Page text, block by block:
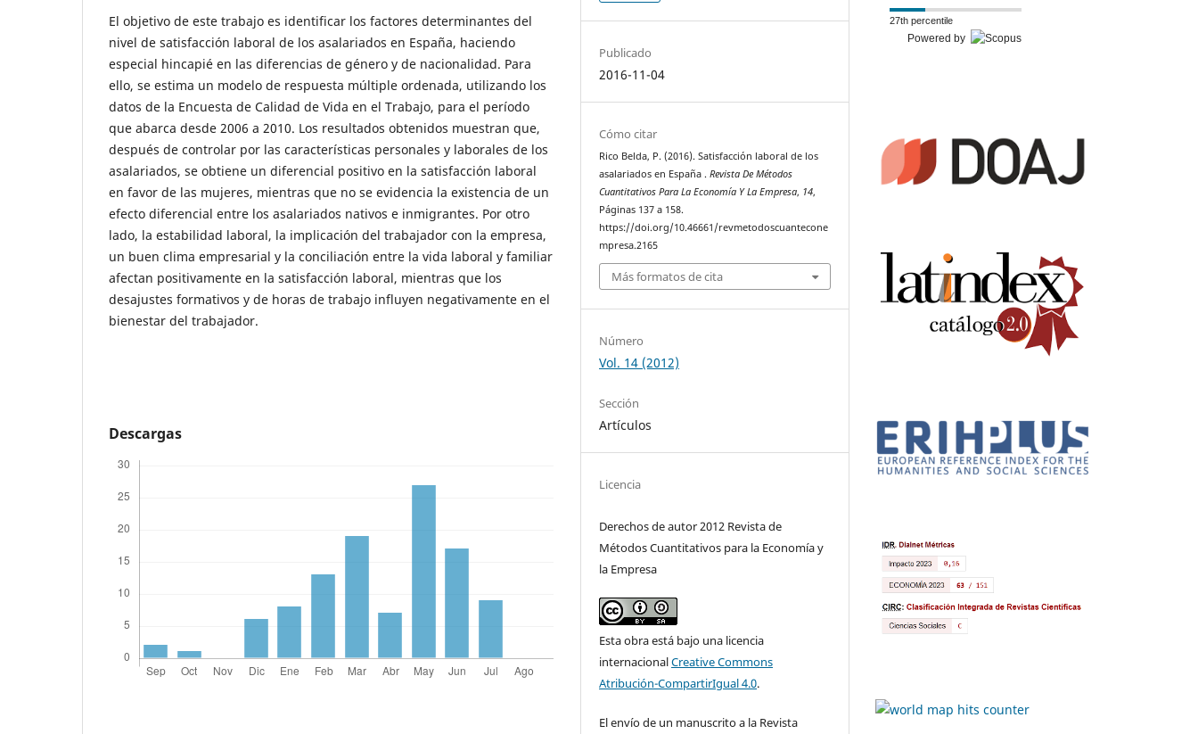
El objetivo de este trabajo es identificar los factores determinantes del
nivel de satisfacción laboral de los asalariados en España, haciendo
especial hincapié en las diferencias de género y de nacionalidad. Para
ello, se estima un modelo de respuesta múltiple ordenada, utilizando los
datos de la Encuesta de Calidad de Vida en el Trabajo, para el período
que abarca desde 2006 a 2010. Los resultados obtenidos muestran que,
después de controlar por las características personales y laborales de los
asalariados, se obtiene un diferencial positivo en la satisfacción laboral
en favor de las mujeres, mientras que no se evidencia la existencia de un
efecto diferencial entre los asalariados nativos e inmigrantes. Por otro
lado, la estabilidad laboral, la implicación del trabajador con la empresa,
un buen clima empresarial y la conciliación entre la vida laboral y familiar
afectan positivamente en la satisfacción laboral, mientras que los
desajustes formativos y de horas de trabajo influyen negativamente en el
bienestar del trabajador.
Descargas
Publicado
2016-11-04
Cómo citar
Rico Belda, P. (2016). Satisfacción laboral de los
asalariados en España .Revista De Métodos
Cuantitativos Para La Economía Y La Empresa, 14,
Páginas 137 a 158.
https://doi.org/10.46661/revmetodoscuantecone
mpresa.2165
Más formatos de cita
Número
Vol. 14 (2012)
Sección
Artículos
Licencia
Derechos de autor 2012 Revista de
Métodos Cuantitativos para la Economía y
la Empresa
Esta obra está bajo una licencia
internacionalCreative Commons
Atribución-CompartirIgual 4.0.
El envío de un manuscrito a la Revista
27th percentile
Powered by